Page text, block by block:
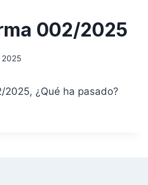
002/2025
2025
2025, ¿Qué ha pasado?